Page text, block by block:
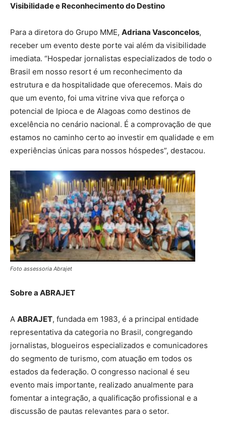
Visibilidade e Reconhecimento do Destino
Para a diretora do Grupo MME, Adriana Vasconcelos,
receber um evento deste porte vai além da visibilidade
imediata. “Hospedar jornalistas especializados de todo o
Brasil em nosso resort é um reconhecimento da
estrutura e da hospitalidade que oferecemos. Mais do
que um evento, foi uma vitrine viva que reforça o
potencial de Ipioca e de Alagoas como destinos de
excelência no cenário nacional. É a comprovação de que
estamos no caminho certo ao investir em qualidade e em
experiências únicas para nossos hóspedes”, destacou.
Foto assessoria Abrajet
Sobre a ABRAJET
A ABRAJET, fundada em 1983, é a principal entidade
representativa da categoria no Brasil, congregando
jornalistas, blogueiros especializados e comunicadores
do segmento de turismo, com atuação em todos os
estados da federação. O congresso nacional é seu
evento mais importante, realizado anualmente para
fomentar a integração, a qualificação profissional e a
discussão de pautas relevantes para o setor.